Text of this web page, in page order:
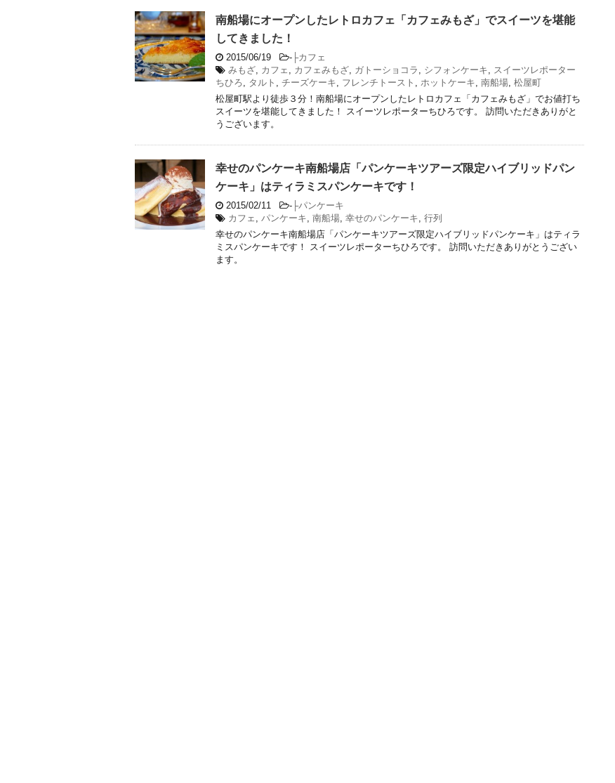
南船場にオープンしたレトロカフェ「カフェみもざ」でスイーツを堪能
してきました！
2015/06/19 - ├カフェ
みもざ
カフェ カフェみもざ ガトーショコラ シフォンケーキ
スイーツレポーター
ちひろ
タルト チーズケーキ フレンチトースト ホットケーキ 南船場 松屋町
松屋町駅より徒歩３分！南船場にオープンしたレトロカフェ「カフェみもざ」でお値打ち
スイーツを堪能してきました！ スイーツレポーターちひろです。 訪問いただきありがと
うございます。
幸せのパンケーキ南船場店「パンケーキツアーズ限定ハイブリッドパン
ケーキ」はティラミスパンケーキです！
2015/02/11 - ├パンケーキ
カフェ
パンケーキ 南船場 幸せのパンケーキ 行列
幸せのパンケーキ南船場店「パンケーキツアーズ限定ハイブリッドパンケーキ」はティラ
ミスパンケーキです！ スイーツレポーターちひろです。 訪問いただきありがとうござい
ます。